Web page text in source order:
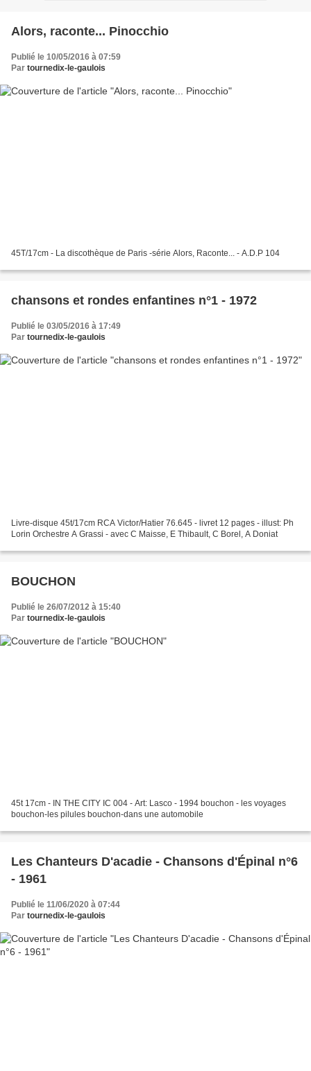
Alors, raconte... Pinocchio
Publié le 10/05/2016 à 07:59
Par tournedix-le-gaulois
45T/17cm - La discothèque de Paris -série Alors, Raconte... - A.D.P 104
chansons et rondes enfantines n°1 - 1972
Publié le 03/05/2016 à 17:49
Par tournedix-le-gaulois
Livre-disque 45t/17cm RCA Victor/Hatier 76.645 - livret 12 pages - illust: Ph
Lorin Orchestre A Grassi - avec C Maisse, E Thibault, C Borel, A Doniat
BOUCHON
Publié le 26/07/2012 à 15:40
Par tournedix-le-gaulois
45t 17cm - IN THE CITY IC 004 - Art: Lasco - 1994 bouchon - les voyages
bouchon-les pilules bouchon-dans une automobile
Les Chanteurs D'acadie - Chansons d'Épinal n°6
- 1961
Publié le 11/06/2020 à 07:44
Par tournedix-le-gaulois